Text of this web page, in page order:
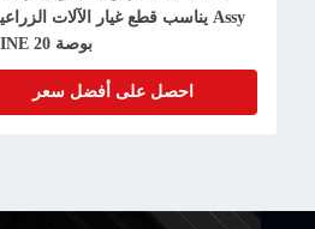
بوصة 20 SPLINE
احصل على أفضل سعر